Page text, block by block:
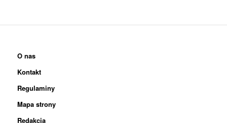
O nas
Kontakt
Regulaminy
Mapa strony
Redakcja